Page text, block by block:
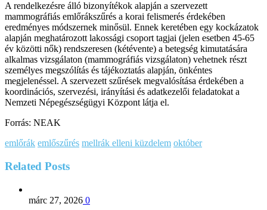
A rendelkezésre álló bizonyítékok alapján a szervezett
mammográfiás emlőrákszűrés a korai felismerés érdekében
eredményes módszernek minősül. Ennek keretében egy kockázatok
alapján meghatározott lakossági csoport tagjai (jelen esetben 45-65
év közötti nők) rendszeresen (kétévente) a betegség kimutatására
alkalmas vizsgálaton (mammográfiás vizsgálaton) vehetnek részt
személyes megszólítás és tájékoztatás alapján, önkéntes
megjelenéssel. A szervezett szűrések megvalósítása érdekében a
koordinációs, szervezési, irányítási és adatkezelői feladatokat a
Nemzeti Népegészségügyi Központ látja el.
Forrás: NEAK
emlőrák emlőszűrés mellrák elleni küzdelem október
Related Posts
márc 27, 2026 0